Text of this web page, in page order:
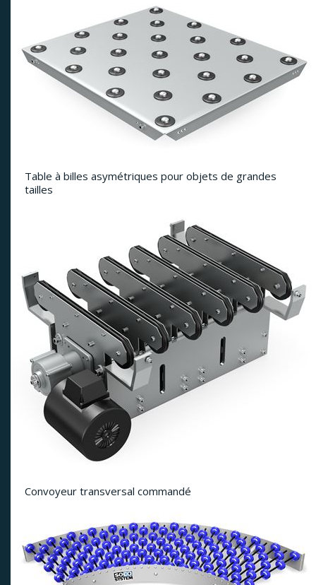
Table à billes asymétriques pour objets de grandes
tailles
Convoyeur transversal commandé